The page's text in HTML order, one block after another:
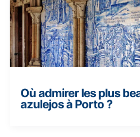
Où admirer les plus
azulejos à Porto ?